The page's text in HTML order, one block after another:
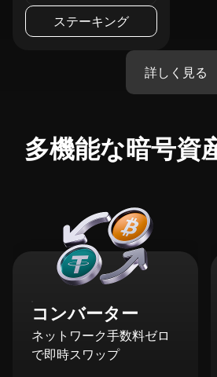
ステーキング
詳しく見る
多機能な暗号資
コンバーター
ネットワーク手数料ゼロ
で即時スワップ